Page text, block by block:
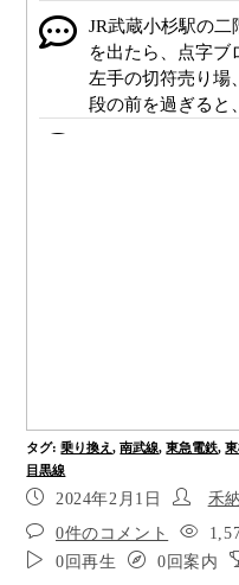
JR武蔵小杉駅の
を出たら、点字ブ
左手の切符売り場
段の前を過ぎると
手に横浜・日吉方
る階段・エレベー
黒・渋谷方面のホ
曲がり、まっすぐ
左手に階段があり
タグ:乗り換え, 南武線, 東急電鉄,
目黒線
2024年2月1日 禾納
0件のコメント
0回再生
0回案内